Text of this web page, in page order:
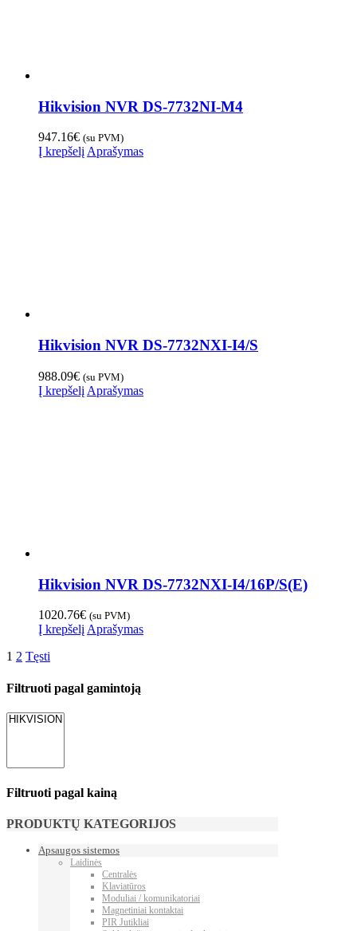
Hikvision NVR DS-7732NI-M4
947.16€ (su PVM)
Į krepšelį Aprašymas
Hikvision NVR DS-7732NXI-I4/S
988.09€ (su PVM)
Į krepšelį Aprašymas
Hikvision NVR DS-7732NXI-I4/16P/S(E)
1020.76€ (su PVM)
Į krepšelį Aprašymas
1 2 Tęsti
Filtruoti pagal gamintoją
Filtruoti pagal kainą
PRODUKTŲ KATEGORIJOS
Apsaugos sistemos
Laidinės
Centralės
Klaviatūros
Moduliai / komunikatoriai
Magnetiniai kontaktai
PIR Jutikliai